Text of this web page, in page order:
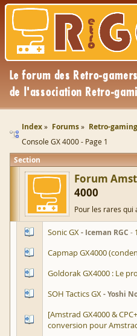
Index Forums Retro-
Console GX 4000 - Page 1
Section
Forum
4000
Pour les rares qui
Sonic GX Iceman RGC 1
Capmap GX4000
Goldorak GX4000 : Le
SOH Tactics GX Yoshi
[Amstrad GX4000 &
conversion pour